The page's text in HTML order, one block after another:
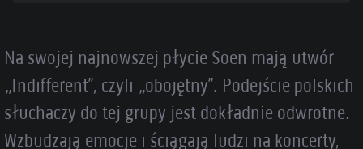
Na swojej najnowszej płycie Soen mają utwór
„Indifferent”, czyli „obojętny”. Podejście polskich
słuchaczy do tej grupy jest dokładnie odwrotne.
Wzbudzają emocje i ściągają ludzi na koncerty,